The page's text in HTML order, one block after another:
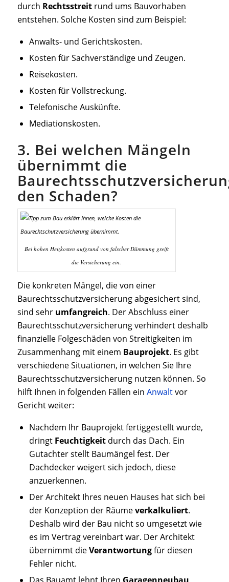
durch Rechtsstreitrund ums Bauvorhaben
entstehen. Solche Kosten sind zum Beispiel:
Anwalts- und Gerichtskosten.
Kosten für Sachverständige und Zeugen.
Reisekosten.
Kosten für Vollstreckung.
Telefonische Auskünfte.
Mediationskosten.
3. Bei welchen Mängeln
übernimmt die
den Schaden?
Bei hohen Heizkosten aufgrund von falscher Dämmung greift
die Versicherung ein.
Die konkreten Mängel, die von einer
Baurechtsschutzversicherung abgesichert sind,
sind sehr umfangreich. Der Abschluss einer
Baurechtsschutzversicherung verhindert deshalb
finanzielle Folgeschäden von Streitigkeiten im
Zusammenhang mit einem Bauprojekt. Es gibt
verschiedene Situationen, in welchen Sie Ihre
Baurechtsschutzversicherung nutzen können. So
hilft Ihnen in folgenden Fällen ein Anwaltvor
Gericht weiter:
Nachdem Ihr Bauprojekt fertiggestellt wurde,
dringt Feuchtigkeitdurch das Dach. Ein
Gutachter stellt Baumängel fest. Der
Dachdecker weigert sich jedoch, diese
anzuerkennen.
Der Architekt Ihres neuen Hauses hat sich bei
der Konzeption der Räumeverkalkuliert.
Deshalb wird der Bau nicht so umgesetzt wie
es im Vertrag vereinbart war. Der Architekt
übernimmt dieVerantwortungfür diesen
Fehler nicht.